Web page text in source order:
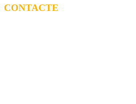
CONTACTE